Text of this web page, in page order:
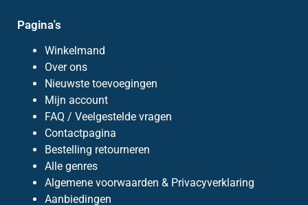
Pagina's
Winkelmand
Over ons
Nieuwste toevoegingen
Mijn account
FAQ / Veelgestelde vragen
Contactpagina
Bestelling retourneren
Alle genres
Algemene voorwaarden & Privacyverklaring
Aanbiedingen